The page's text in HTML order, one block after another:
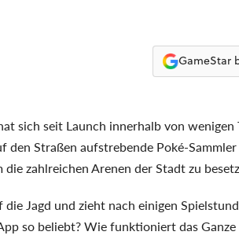
GameStar
sich seit Launch innerhalb von
Straßen aufstrebende Poké-
zahlreichen Arenen der Stadt zu
Jagd und zieht nach einigen
so beliebt? Wie funktioniert das Ganze